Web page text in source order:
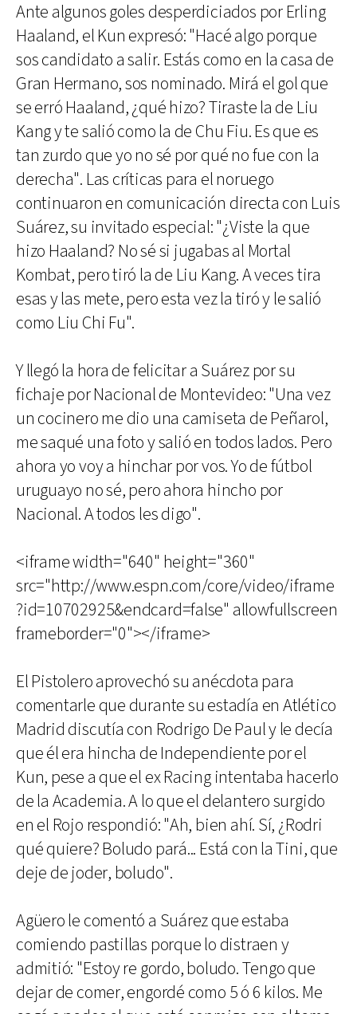
Ante algunos goles desperdiciados por Erling
Haaland, el Kun expresó: "Hacé algo porque
sos candidato a salir. Estás como en la casa de
Gran Hermano, sos nominado. Mirá el gol que
se erró Haaland, ¿qué hizo? Tiraste la de Liu
Kang y te salió como la de Chu Fiu. Es que es
tan zurdo que yo no sé por qué no fue con la
derecha". Las críticas para el noruego
continuaron en comunicación directa con Luis
Suárez, su invitado especial: "¿Viste la que
hizo Haaland? No sé si jugabas al Mortal
Kombat, pero tiró la de Liu Kang. A veces tira
esas y las mete, pero esta vez la tiró y le salió
como Liu Chi Fu".
Y llegó la hora de felicitar a Suárez por su
fichaje por Nacional de Montevideo: "Una vez
un cocinero me dio una camiseta de Peñarol,
me saqué una foto y salió en todos lados. Pero
ahora yo voy a hinchar por vos. Yo de fútbol
uruguayo no sé, pero ahora hincho por
Nacional. A todos les digo".
<iframe width="640" height="360"
src="http://www.espn.com/core/video/iframe
?id=10702925&endcard=false" allowfullscreen
frameborder="0"></iframe>
El Pistolero aprovechó su anécdota para
comentarle que durante su estadía en Atlético
Madrid discutía con Rodrigo De Paul y le decía
que él era hincha de Independiente por el
Kun, pese a que el ex Racing intentaba hacerlo
de la Academia. A lo que el delantero surgido
en el Rojo respondió: "Ah, bien ahí. Sí, ¿Rodri
qué quiere? Boludo pará... Está con la Tini, que
deje de joder, boludo".
Agüero le comentó a Suárez que estaba
comiendo pastillas porque lo distraen y
admitió: "Estoy re gordo, boludo. Tengo que
dejar de comer, engordé como 5 ó 6 kilos. Me